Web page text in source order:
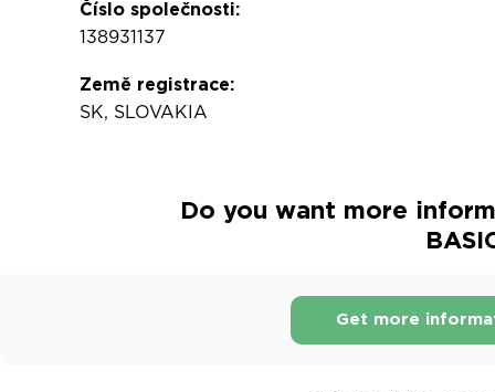
Číslo společnosti:
138931137
Země registrace:
SK, SLOVAKIA
Do you want more
Get more